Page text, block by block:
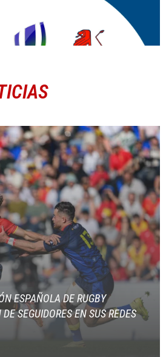
ESPAÑOLA DE RUGBY
SEGUIDORES EN SUS REDES